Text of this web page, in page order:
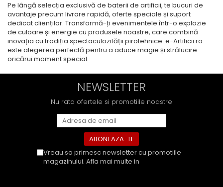
Pe lângă selecția exclusivă de baterii de artificii, te bucuri de
avantaje precum livrare rapidă, oferte speciale și suport
dedicat clienților. Transformă-ți evenimentele într-o explozie
de culoare și energie cu produsele noastre, care combină
inovația cu tradiția spectaculozității pirotehnice. e-Artificii.ro
este alegerea perfectă pentru a aduce magie și strălucire
oricărui moment special.
NEWSLETTER
Nu rata ofertele si promotiile noastre
Vreau sa primesc newsletter cu promotiile
magazinului. Afla mai multe in